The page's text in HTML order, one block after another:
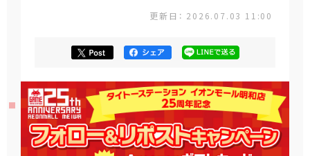
更新日： 2026.07.03 11:00